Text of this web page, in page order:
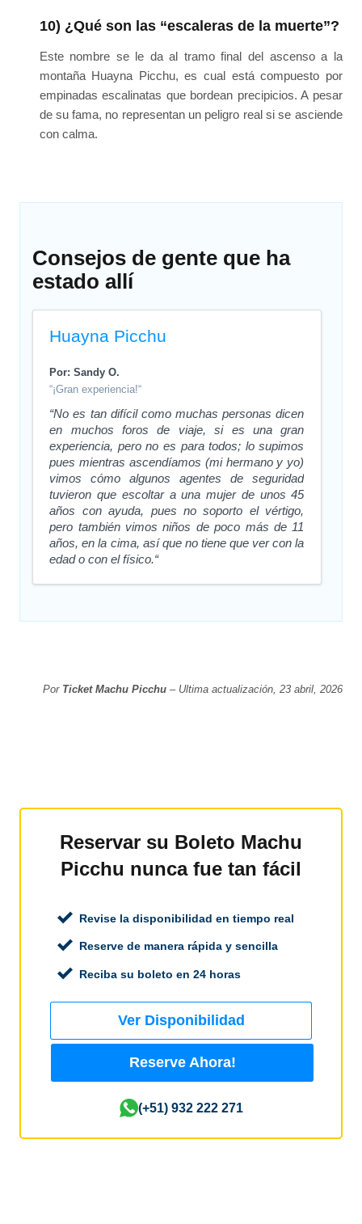
10) ¿Qué son las “escaleras de la muerte”?
Este nombre se le da al tramo final del ascenso a la
montaña Huayna Picchu, es cual está compuesto por
empinadas escalinatas que bordean precipicios. A pesar
de su fama, no representan un peligro real si se asciende
con calma.
Consejos de gente que ha
estado allí
Huayna Picchu
Por: Sandy O.
“¡Gran experiencia!“
“No es tan difícil como muchas personas dicen
en muchos foros de viaje, si es una gran
experiencia, pero no es para todos; lo supimos
pues mientras ascendíamos (mi hermano y yo)
vimos cómo algunos agentes de seguridad
tuvieron que escoltar a una mujer de unos 45
años con ayuda, pues no soporto el vértigo,
pero también vimos niños de poco más de 11
años, en la cima, así que no tiene que ver con la
edad o con el físico.“
Por Ticket Machu Picchu– Ultima actualización, 23 abril, 2026
Reservar su Boleto Machu
Picchu nunca fue tan fácil
Revise la disponibilidad en tiempo real
Reserve de manera rápida y sencilla
Reciba su boleto en 24 horas
Ver Disponibilidad
Reserve Ahora!
(+51) 932 222 271